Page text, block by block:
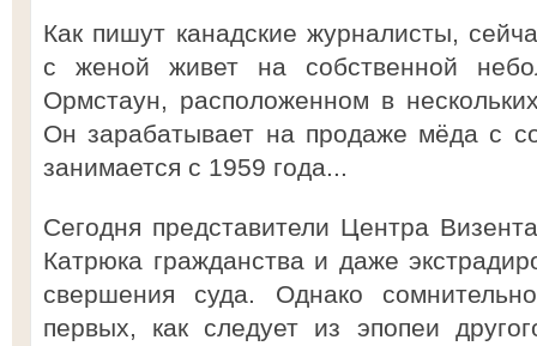
Как пишут канадские журналисты,
с женой живет на собственной
Ормстаун, расположенном в
Он зарабатывает на продаже мёда с
занимается с 1959 года...
Сегодня представители Центра
Катрюка гражданства и даже
свершения суда. Однако
первых, как следует из эпопеи